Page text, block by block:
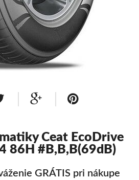
/ Elektróny
Ceat EcoDrive
86H #B,B,B(69dB)
GRÁTIS pri nákupe